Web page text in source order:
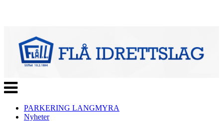
Veksle
navigasjon
PARKERING LANGMYRA
Nyheter